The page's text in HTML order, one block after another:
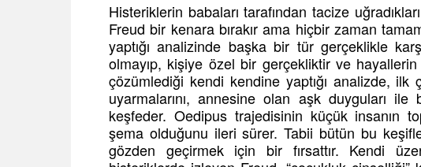
Histeriklerin babaları tarafından tacize
Freud bir kenara bırakır ama hiçbir zaman
yaptığı analizinde başka bir tür gerçeklikle
olmayıp, kişiye özel bir gerçekliktir ve hayallerin
çözümlediği kendi kendine yaptığı analizde, ilk
uyarmalarını, annesine olan aşk duyguları ile
keşfeder. Oedipus trajedisinin küçük insanın
şema olduğunu ileri sürer. Tabii bütün bu
gözden geçirmek için bir fırsattır. Kendi